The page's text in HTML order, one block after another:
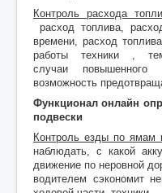
Контроль расхода
расход топлива,
времени, расход
работы техники ,
случаи
возможность
Функционал онлайн
подвески
Контроль езды по ямам
наблюдать, с какой
движение по неровной
водителем сэкономит